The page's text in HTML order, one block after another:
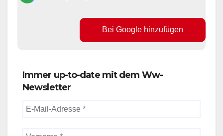
Bei Google hinzufügen
Immer up-to-date mit dem Ww-
Newsletter